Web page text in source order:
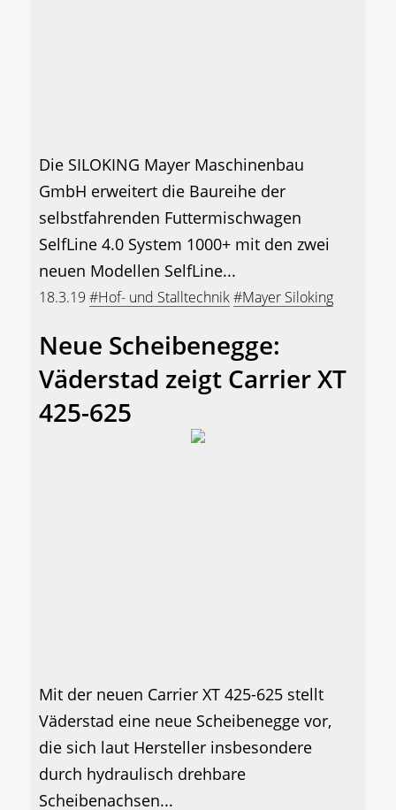
Die SILOKING Mayer Maschinenbau
GmbH erweitert die Baureihe der
selbstfahrenden Futtermischwagen
SelfLine 4.0 System 1000+ mit den zwei
neuen Modellen SelfLine...
18.3.19 #Hof- und Stalltechnik#Mayer Siloking
Neue Scheibenegge:
Väderstad zeigt Carrier XT
425-625
Mit der neuen Carrier XT 425-625 stellt
Väderstad eine neue Scheibenegge vor,
die sich laut Hersteller insbesondere
durch hydraulisch drehbare
Scheibenachsen...